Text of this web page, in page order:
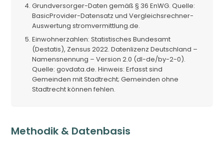
Grundversorger-Daten gemäß § 36 EnWG. Quelle:
BasicProvider-Datensatz und Vergleichsrechner-
Auswertung stromvermittlung.de.
Einwohnerzahlen: Statistisches Bundesamt
(Destatis), Zensus 2022. Datenlizenz Deutschland –
Namensnennung – Version 2.0 (dl-de/by-2-0).
Quelle: govdata.de. Hinweis: Erfasst sind
Gemeinden mit Stadtrecht; Gemeinden ohne
Stadtrecht können fehlen.
Methodik & Datenbasis